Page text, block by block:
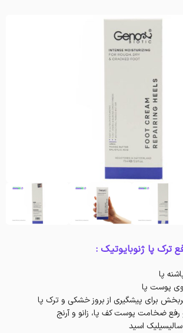
ترک پا ژنوبایوتیک :
پا
پوست پا
برای پیشگیری از بروز خشکی و ترک پا
رفع ضخامت پوست کف پا، زانو و آرنج
سالیسیلیک اسید